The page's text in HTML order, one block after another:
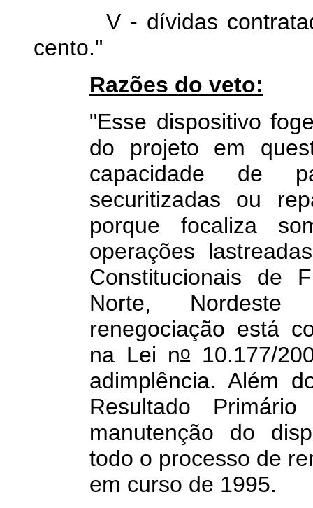
V - dívidas
cento."
Razões do veto:
"Esse dispositivo
do projeto em
capacidade de
securitizadas ou
porque focaliza
operações
Constitucionais de
Norte,
renegociação está
na Lei no10.177/
adimplência. Além
Resultado
manutenção do
todo o processo de
em curso de 1995.